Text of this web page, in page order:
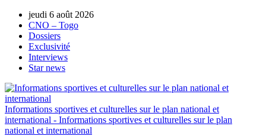
jeudi 6 août 2026
CNO – Togo
Dossiers
Exclusivité
Interviews
Star news
Informations sportives et culturelles sur le plan national et
international - Informations sportives et culturelles sur le plan
national et international
AUTORISATION DE LA HAAC N°0134/HAAC/12-